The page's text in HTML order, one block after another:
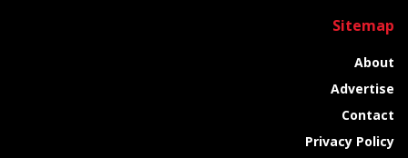
Sitemap
About
Advertise
Contact
Privacy Policy